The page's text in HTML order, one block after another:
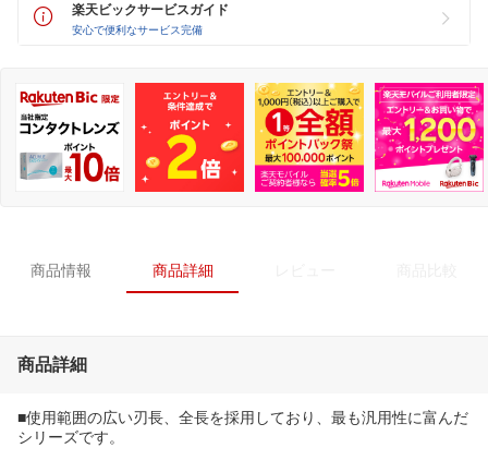
楽天ビックサービスガイド
安心で便利なサービス完備
商品情報 商品詳細
商品詳細
■使用範囲の広い刃長、全長を採用しており、最も汎用性に富んだ
シリーズです。